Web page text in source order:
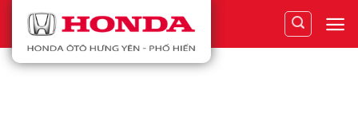
content